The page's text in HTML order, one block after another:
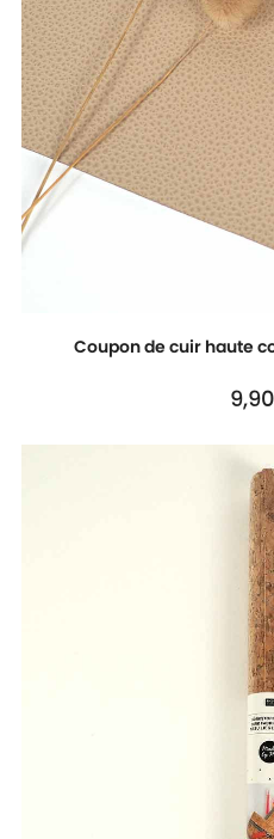
Coupon de cuir haute
Prix